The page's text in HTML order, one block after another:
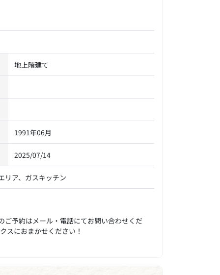
地上階建て
1991年06月
2025/07/14
リア、ガスキッチン
予約はメール・電話にてお問い合わせくだ
スにおまかせください！